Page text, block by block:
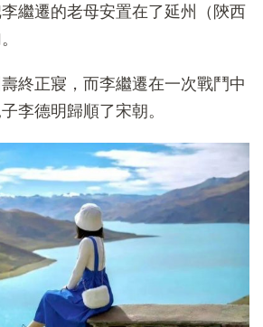
繼遷的老母安置在了延州（陝西
終正寢，而李繼遷在一次戰鬥中
李德明歸順了宋朝。